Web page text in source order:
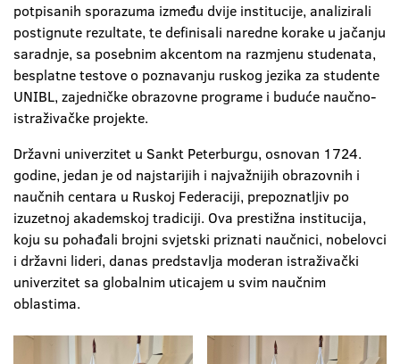
potpisanih sporazuma između dvije institucije, analizirali
postignute rezultate, te definisali naredne korake u jačanju
saradnje, sa posebnim akcentom na razmjenu studenata,
besplatne testove o poznavanju ruskog jezika za studente
UNIBL, zajedničke obrazovne programe i buduće naučno-
istraživačke projekte.
Državni univerzitet u Sankt Peterburgu, osnovan 1724.
godine, jedan je od najstarijih i najvažnijih obrazovnih i
naučnih centara u Ruskoj Federaciji, prepoznatljiv po
izuzetnoj akademskoj tradiciji. Ova prestižna institucija,
koju su pohađali brojni svjetski priznati naučnici, nobelovci
i državni lideri, danas predstavlja moderan istraživački
univerzitet sa globalnim uticajem u svim naučnim
oblastima.